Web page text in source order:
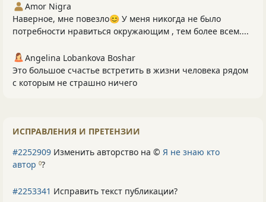
Amor Nigra
Наверное, мне повезло😊 У меня никогда не было
потребности нравиться окружающим , тем более всем....
Angelina Lobankova Boshar
Это большое счастье встретить в жизни человека рядом
с которым не страшно ничего
ИСПРАВЛЕНИЯ И ПРЕТЕНЗИИ
#2252909 Изменить авторство на © Я не знаю кто
автор 0?
#2253341 Исправить текст публикации?